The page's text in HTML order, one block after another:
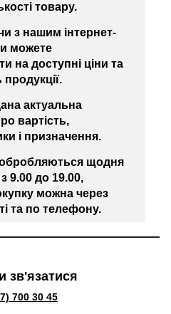
товару.
з нашим інтернет-
можете
на доступні ціни та
продукції.
актуальна
вартість,
і призначення.
щодня
9.00 до 19.00,
можна через
та по телефону.
зв'язатися
700 30 45